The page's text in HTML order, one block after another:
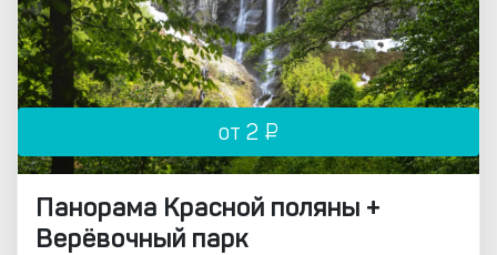
от 2 ₽
Панорама Красной поляны +
Верёвочный парк